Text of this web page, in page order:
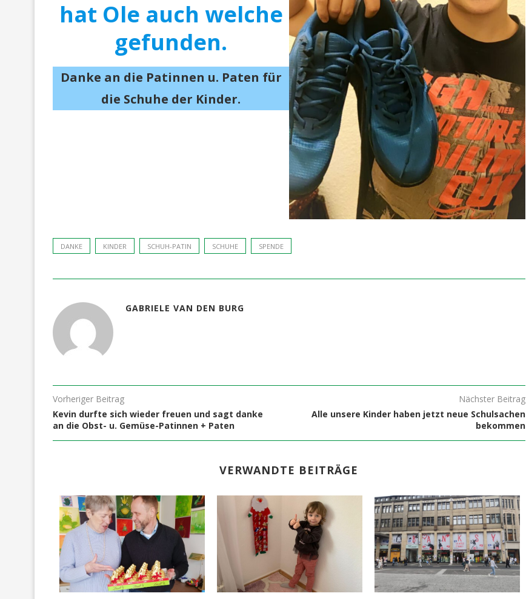
hat Ole auch welche
gefunden.
Danke an die Patinnen u. Paten für
die Schuhe der Kinder.
DANKE KINDER SCHUH-PATIN SCHUHE SPENDE
GABRIELE VAN DEN BURG
Vorheriger Beitrag
Kevin durfte sich wieder freuen und sagt danke
an die Obst- u. Gemüse-Patinnen + Paten
Nächster Beitrag
Alle unsere Kinder haben jetzt neue Schulsachen
bekommen
VERWANDTE BEITRÄGE